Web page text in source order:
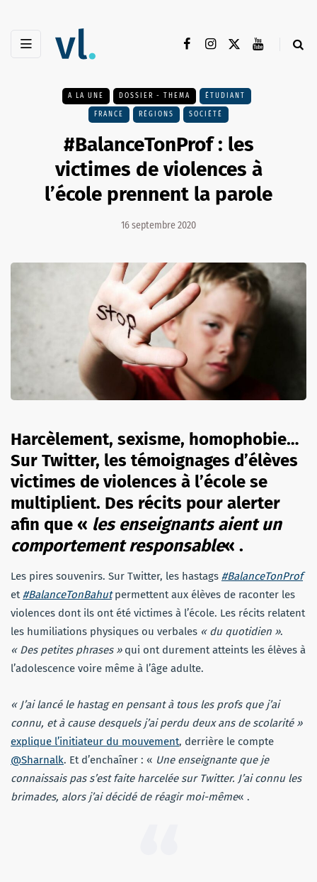
A LA UNE DOSSIER - THEMA ÉTUDIANT
FRANCE RÉGIONS SOCIÉTÉ
#BalanceTonProf : les
victimes de violences à
l’école prennent la parole
16 septembre 2020
Harcèlement, sexisme, homophobie…
Sur Twitter, les témoignages d’élèves
victimes de violences à l’école se
multiplient. Des récits pour alerter
afin que « les enseignants aient un
comportement responsable« .
Les pires souvenirs. Sur Twitter, les hastags #BalanceTonProf
et #BalanceTonBahutpermettent aux élèves de raconter les
violences dont ils ont été victimes à l’école. Les récits relatent
les humiliations physiques ou verbales « du quotidien ».
« Des petites phrases » qui ont durement atteints les élèves à
l’adolescence voire même à l’âge adulte.
« J’ai lancé le hastag en pensant à tous les profs que j’ai
connu, et à cause desquels j’ai perdu deux ans de scolarité »
explique l’initiateur du mouvement, derrière le compte
@Sharnalk. Et d’enchaîner : « Une enseignante que je
connaissais pas s’est faite harcelée sur Twitter. J’ai connu les
brimades, alors j’ai décidé de réagir moi-même« .